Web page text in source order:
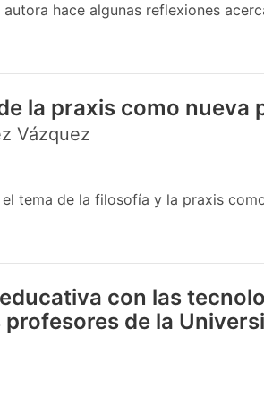
hace algunas reflexiones
la praxis como nueva
Vázquez
tema de la filosofía y la praxis
con las
de la